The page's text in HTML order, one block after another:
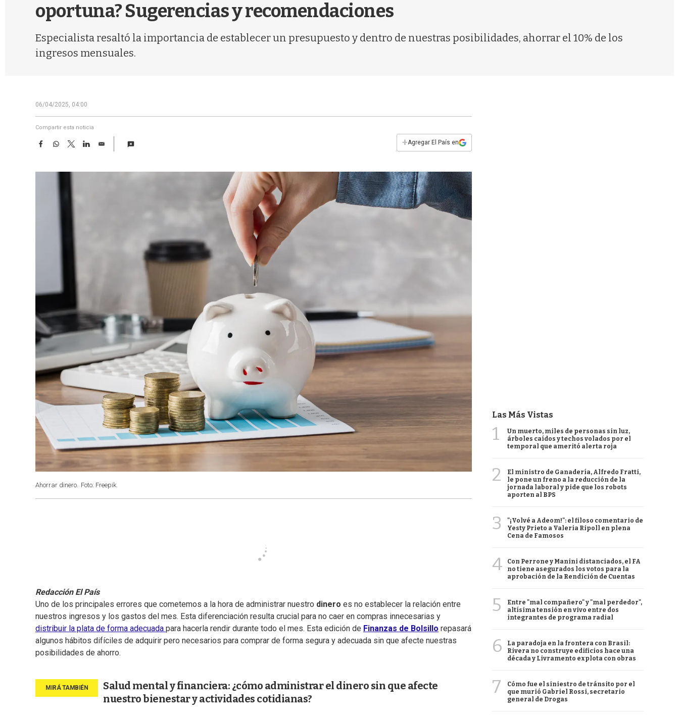
oportuna? Sugerencias y recomendaciones
Especialista resaltó la importancia de establecer un presupuesto y dentro de nuestras posibilidades, ahorrar el 10% de los
ingresos mensuales.
06/04/2025, 04:00
Compartir esta noticia
F
e
W
t
T
w
t
L
k
E
i
+Agregar El País en
Ahorrar dinero. Foto: Freepik.
Redacción El País
Uno de los principales errores que cometemos a la hora de administrar nuestro dinero es no establecer la relación entre
nuestros ingresos y los gastos del mes. Esta diferenciación resulta crucial para no caer en compras innecesarias y
distribuir la plata de forma adecuada para hacerla rendir durante todo el mes. Esta edición de Finanzas de Bolsillo repasará
algunos hábitos difíciles de adquirir pero necesarios para comprar de forma segura y adecuada sin que afecte nuestras
posibilidades de ahorro.
Salud mental y financiera: ¿cómo administrar el dinero sin que afecte
nuestro bienestar y actividades cotidianas?
Las Más Vistas
1
Un muerto, miles de personas sin luz,
árboles caídos y techos volados por el
temporal que ameritó alerta roja
2
El ministro de Ganadería, Alfredo Fratti,
le pone un freno a la reducción de la
jornada laboral y pide que los robots
aporten al BPS
3
"¡Volvé a Adeom!": el filoso comentario de
Yesty Prieto a Valeria Ripoll en plena
Cena de Famosos
4
Con Perrone y Manini distanciados, el FA
no tiene asegurados los votos para la
aprobación de la Rendición de Cuentas
5
Entre "mal compañero" y "mal perdedor",
altísima tensión en vivo entre dos
integrantes de programa radial
6
La paradoja en la frontera con Brasil:
Rivera no construye edificios hace una
década y Livramento explota con obras
7
Cómo fue el siniestro de tránsito por el
que murió Gabriel Rossi, secretario
general de Drogas